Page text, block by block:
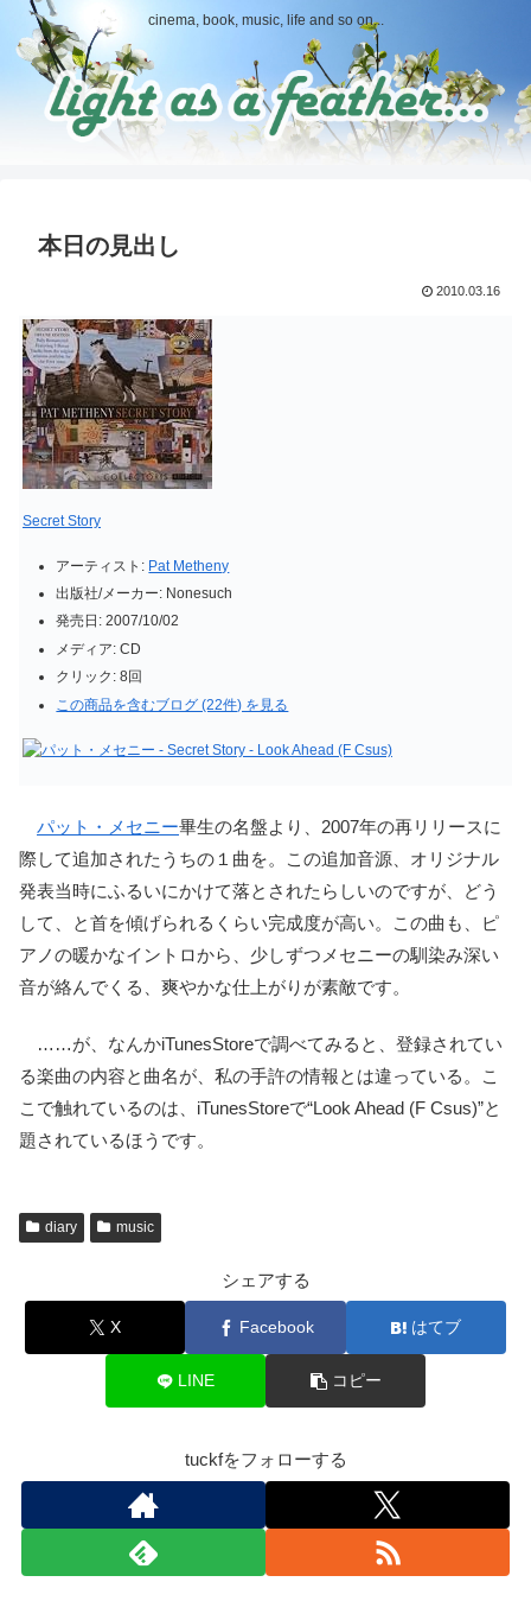
cinema, book, music, life and so on...
本日の見出し
2010.03.16
Secret Story
アーティスト: Pat Metheny
出版社/メーカー: Nonesuch
発売日: 2007/10/02
メディア: CD
クリック : 8回
この商品を含むブログ (22件) を見る
パット・メセニー畢生の名盤より、2007年の再リリースに
際して追加されたうちの１曲を。この追加音源、オリジナル
発表当時にふるいにかけて落とされたらしいのですが、どう
して、と首を傾げられるくらい完成度が高い。この曲も、ピ
アノの暖かなイントロから、少しずつメセニーの馴染み深い
音が絡んでくる、爽やかな仕上がりが素敵です。
……が、なんかiTunesStoreで調べてみると、登録されてい
る楽曲の内容と曲名が、私の手許の情報とは違っている。こ
こで触れているのは、iTunesStoreで“Look Ahead (F Csus)”と
題されているほうです。
diary music
シェアする
X Facebook はてブ
LINE コピー
tuckfをフォローする